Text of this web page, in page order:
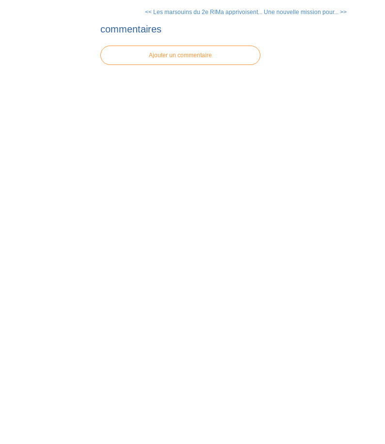
<< Les marsouins du 2e RIMa apprivoisent... Une nouvelle mission pour... >>
commentaires
Ajouter un commentaire